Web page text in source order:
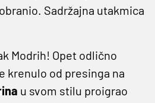
Sadržajna utakmica
Modrih! Opet odlično
krenulo od presinga na
u svom stilu proigrao